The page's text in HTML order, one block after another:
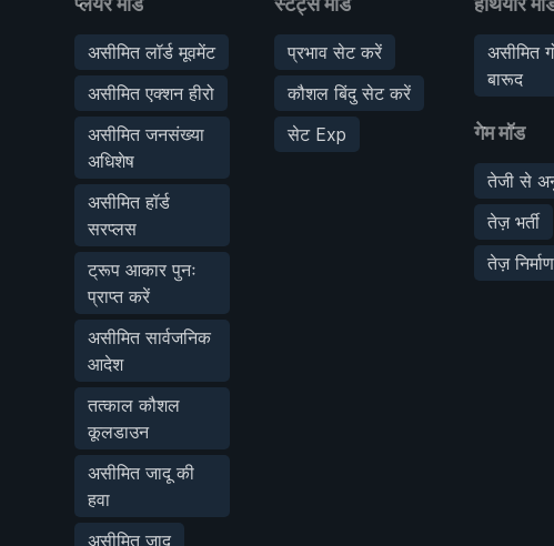
असीमित लॉर्ड मूवमेंट
असीमित एक्शन हीरो
असीमित जनसंख्या
अधिशेष
असीमित हॉर्ड
सरप्लस
ट्रूप आकार पुनः
प्राप्त करें
असीमित सार्वजनिक
आदेश
तत्काल कौशल
कूलडाउन
असीमित जादू की
हवा
असीमित जादू
प्रभाव सेट करें
कौशल बिंदु सेट करें
सेट Exp
असीमित
बारूद
गेम मॉड
तेजी से
तेज़ भर्ती
तेज़ निर्माण